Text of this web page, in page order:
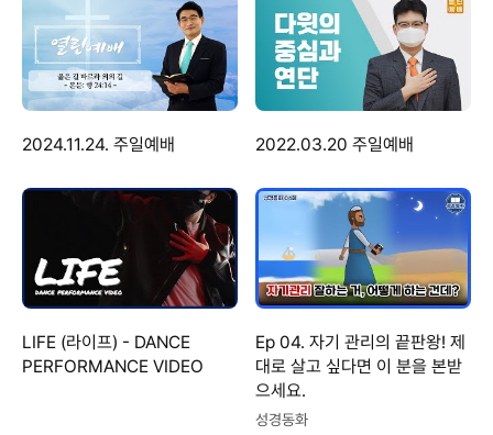
2024.11.24. 주일예배 2022.03.20 주일예배
LIFE (라이프) - DANCE
PERFORMANCE VIDEO
Ep 04. 자기 관리의 끝판왕! 제
대로 살고 싶다면 이 분을 본받
으세요.
성경동화